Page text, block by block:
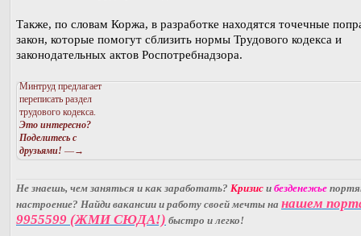
Также, по словам Коржа, в разработке находятся точечные
закон, которые помогут сблизить нормы Трудового кодекса и
законодательных актов Роспотребнадзора.
Минтруд предлагает
переписать раздел
трудового кодекса.
Это интересно?
Поделитесь с
друзьями! —→
Не знаешь, чем заняться и как заработать? Кризис и безденежье
настроение? Найди вакансии и работу своей мечты на нашем
9955599 (ЖМИ СЮДА!) быстро и легко!